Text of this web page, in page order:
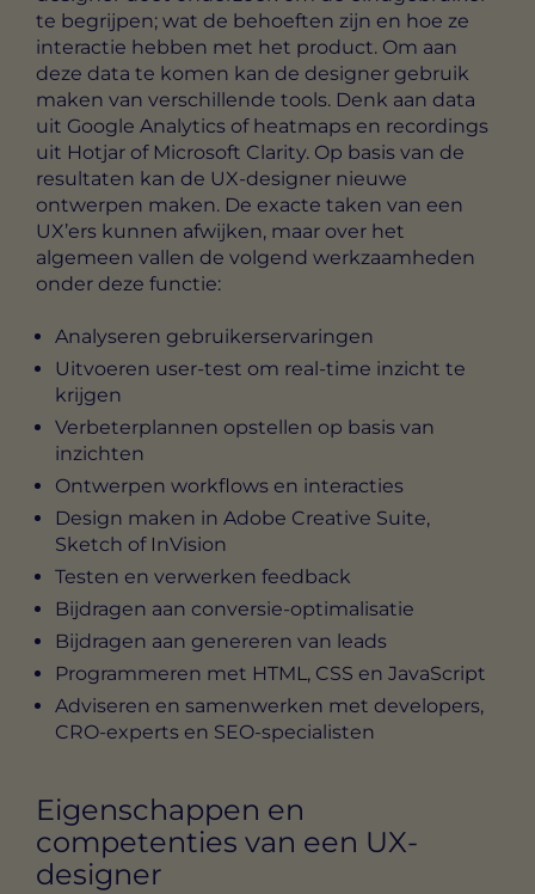
te begrijpen; wat de behoeften zijn en hoe ze
interactie hebben met het product. Om aan
deze data te komen kan de designer gebruik
maken van verschillende tools. Denk aan data
uit Google Analytics of heatmaps en recordings
uit Hotjar of Microsoft Clarity. Op basis van de
resultaten kan de UX-designer nieuwe
ontwerpen maken. De exacte taken van een
UX’ers kunnen afwijken, maar over het
algemeen vallen de volgend werkzaamheden
onder deze functie:
Analyseren gebruikerservaringen
Uitvoeren user-test om real-time inzicht te
krijgen
Verbeterplannen opstellen op basis van
inzichten
Ontwerpen workflows en interacties
Design maken in Adobe Creative Suite,
Sketch of InVision
Testen en verwerken feedback
Bijdragen aan conversie-optimalisatie
Bijdragen aan genereren van leads
Programmeren met HTML, CSS en JavaScript
Adviseren en samenwerken met developers,
CRO-experts en SEO-specialisten
Eigenschappen en
competenties van een UX-
designer